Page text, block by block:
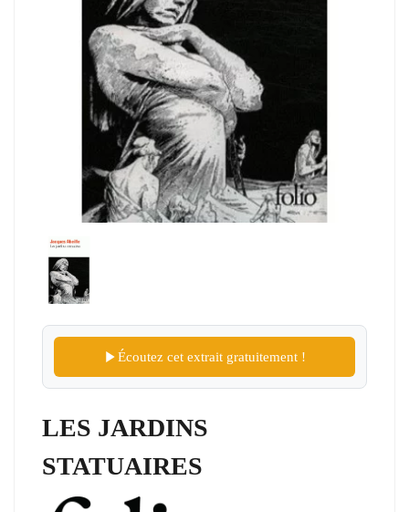
Écoutez cet extrait gratuitement !
LES JARDINS
STATUAIRES